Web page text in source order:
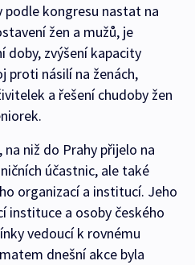
podle kongresu nastat na
žen a mužů, je
doby, zvýšení kapacity
proti násilí na ženách,
a řešení chudoby žen
na niž do Prahy přijelo na
účastnic, ale také
organizací a institucí. Jeho
instituce a osoby českého
vedoucí k rovnému
dnešní akce byla